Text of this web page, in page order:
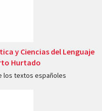
y Ciencias del Lenguaje
Hurtado
los textos españoles